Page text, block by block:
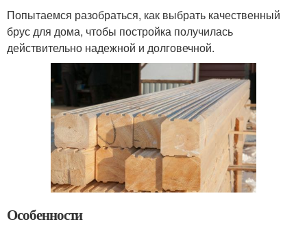
Попытаемся разобраться, как выбрать качественный
брус для дома, чтобы постройка получилась
действительно надежной и долговечной.
Особенности